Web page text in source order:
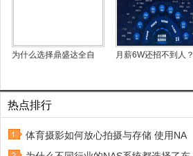
为什么选择鼎盛达全自 月薪6W还招不到人？
热点排行
体育摄影如何放心拍摄与存储 使用NA